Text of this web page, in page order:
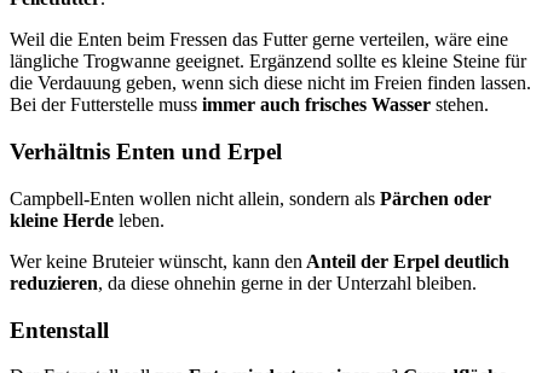
Weil die Enten beim Fressen das Futter gerne verteilen, wäre eine
längliche Trogwanne geeignet. Ergänzend sollte es kleine Steine für
die Verdauung geben, wenn sich diese nicht im Freien finden lassen.
Bei der Futterstelle muss immer auch frisches Wasser stehen.
Verhältnis Enten und Erpel
Campbell-Enten wollen nicht allein, sondern als Pärchen oder
kleine Herde leben.
Wer keine Bruteier wünscht, kann den Anteil der Erpel deutlich
reduzieren, da diese ohnehin gerne in der Unterzahl bleiben.
Entenstall